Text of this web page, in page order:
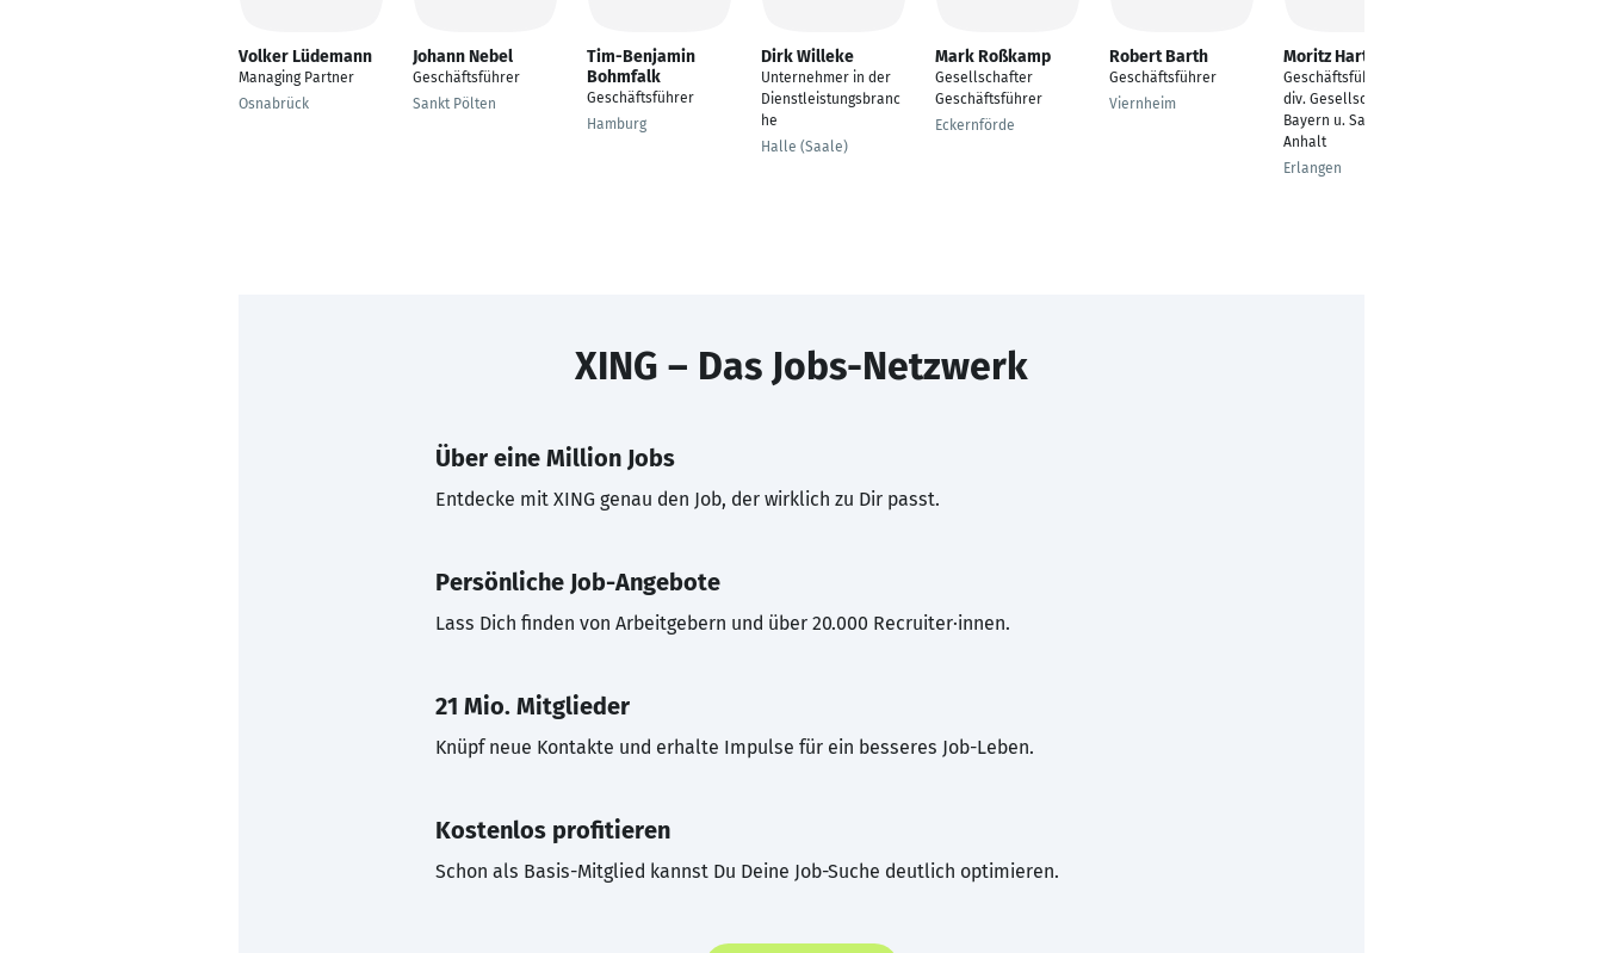
Volker Lüdemann
Managing Partner
Osnabrück
Johann Nebel
Geschäftsführer
Sankt Pölten
Tim-Benjamin
Bohmfalk
Geschäftsführer
Hamburg
Dirk Willeke
Unternehmer in der
Dienstleistungsbranc
he
Halle (Saale)
Mark Roßkamp
Gesellschafter
Geschäftsführer
Eckernförde
Robert Barth
Geschäftsführer
Viernheim
Moritz Hartung
Geschäftsführer | für
div. Gesellschaften in
Bayern u. Sachsen-
Anhalt
Erlangen
XING – Das Jobs-Netzwerk
Über eine Million Jobs
Entdecke mit XING genau den Job, der wirklich zu Dir passt.
Persönliche Job-Angebote
Lass Dich finden von Arbeitgebern und über 20.000 Recruiter·innen.
21 Mio. Mitglieder
Knüpf neue Kontakte und erhalte Impulse für ein besseres Job-Leben.
Kostenlos profitieren
Schon als Basis-Mitglied kannst Du Deine Job-Suche deutlich optimieren.